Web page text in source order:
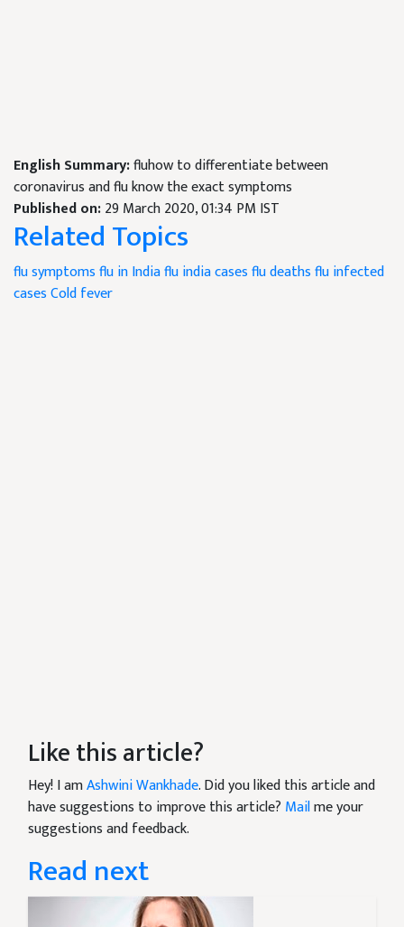
English Summary:fluhow to differentiate between
coronavirus and flu know the exact symptoms
Published on:29 March 2020, 01:34 PM IST
Related Topics
flu symptomsflu in Indiaflu india casesflu deathsflu infected
casesColdfever
Like this article?
Hey! I amAshwini Wankhade. Did you liked this article and
have suggestions to improve this article? Mailme your
suggestions and feedback.
Read next